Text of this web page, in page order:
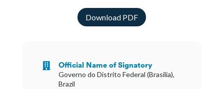
Download PDF
 Official Name of Signatory
Governo do Distrito Federal (Brasilia),
Brazil